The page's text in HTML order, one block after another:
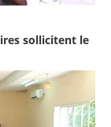
sollicitent le